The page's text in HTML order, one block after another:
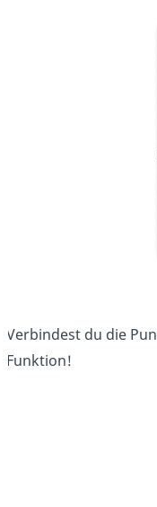
Verbindest du die
Funktion!